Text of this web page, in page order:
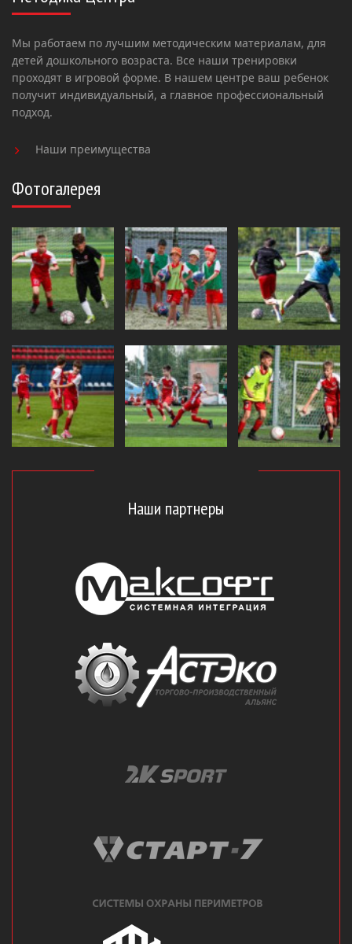
Мы работаем по лучшим методическим материалам, для
детей дошкольного возраста. Все наши тренировки
проходят в игровой форме. В нашем центре ваш ребенок
получит индивидуальный, а главное профессиональный
подход.
Наши преимущества
Фотогалерея
Наши партнеры